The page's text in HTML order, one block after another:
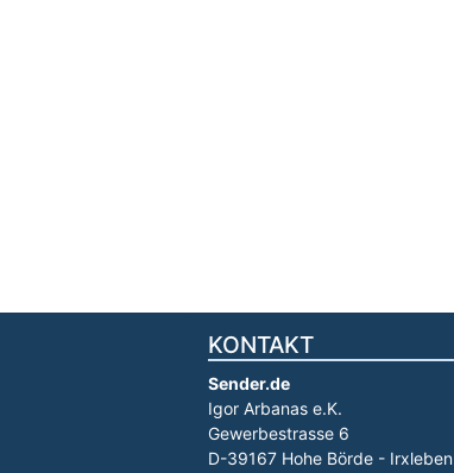
KONTAKT
Sender.de
Igor Arbanas e.K.
Gewerbestrasse 6
D-39167 Hohe Börde - Irxleben